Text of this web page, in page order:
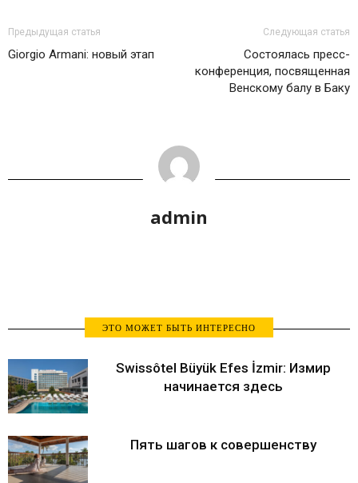
Предыдущая статья
Giorgio Armani: новый этап
Следующая статья
Состоялась пресс-
конференция, посвященная
Венскому балу в Баку
admin
ЭТО МОЖЕТ БЫТЬ ИНТЕРЕСНО
Swissôtel Büyük Efes İzmir: Измир
начинается здесь
Пять шагов к совершенству